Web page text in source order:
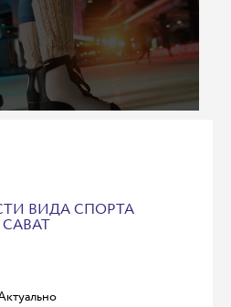
ВИДА СПОРТА
САВАТ